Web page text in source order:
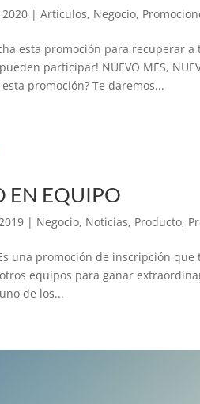
|Artículos, Negocio,
esta promoción para recuperar
participar! NUEVO MES,
esta promoción? Te daremos...
EN EQUIPO
| Negocio, Noticias, Producto,
Es una promoción de inscripción
equipos para ganar
de los...